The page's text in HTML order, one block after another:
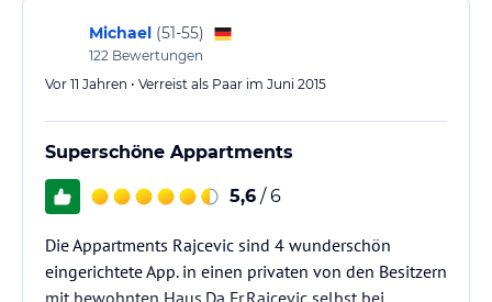
Michael (51-55)
122 Bewertungen
Vor 11 Jahren • Verreist als Paar im Juni 2015
Superschöne Appartments
5,6 / 6
Die Appartments Rajcevic sind 4 wunderschön
eingerichtete App. in einen privaten von den Besitzern
mit bewohnten Haus.Da Fr.Rajcevic selbst bei